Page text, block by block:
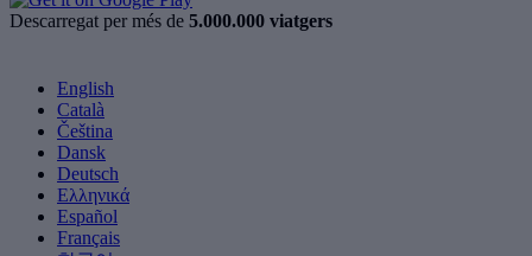
Descarregat per més de 5.000.000 viatgers
English
Català
Čeština
Dansk
Deutsch
Ελληνικά
Español
Français